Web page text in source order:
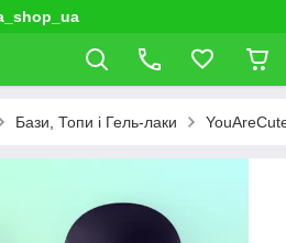
Бази, Топи і Гель-лаки